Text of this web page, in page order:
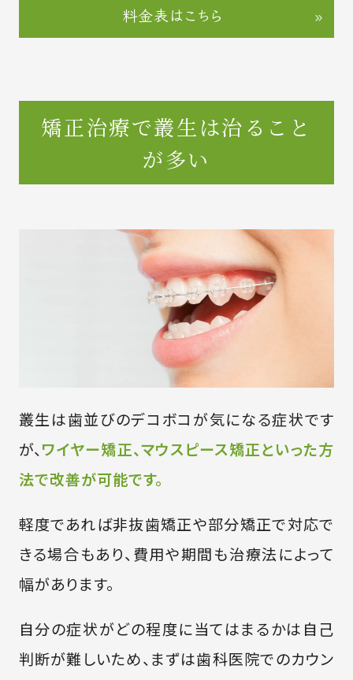
料金表はこちら
矯正治療で叢生は治ること
が多い
叢生は歯並びのデコボコが気になる症状です
が、ワイヤー矯正、マウスピース矯正といった方
法で改善が可能です。
軽度であれば非抜歯矯正や部分矯正で対応で
きる場合もあり、費用や期間も治療法によって
幅があります。
自分の症状がどの程度に当てはまるかは自己
判断が難しいため、まずは歯科医院でのカウン